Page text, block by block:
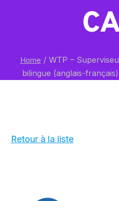
Home /WTP –
bilingue (anglais-
Retour à la liste